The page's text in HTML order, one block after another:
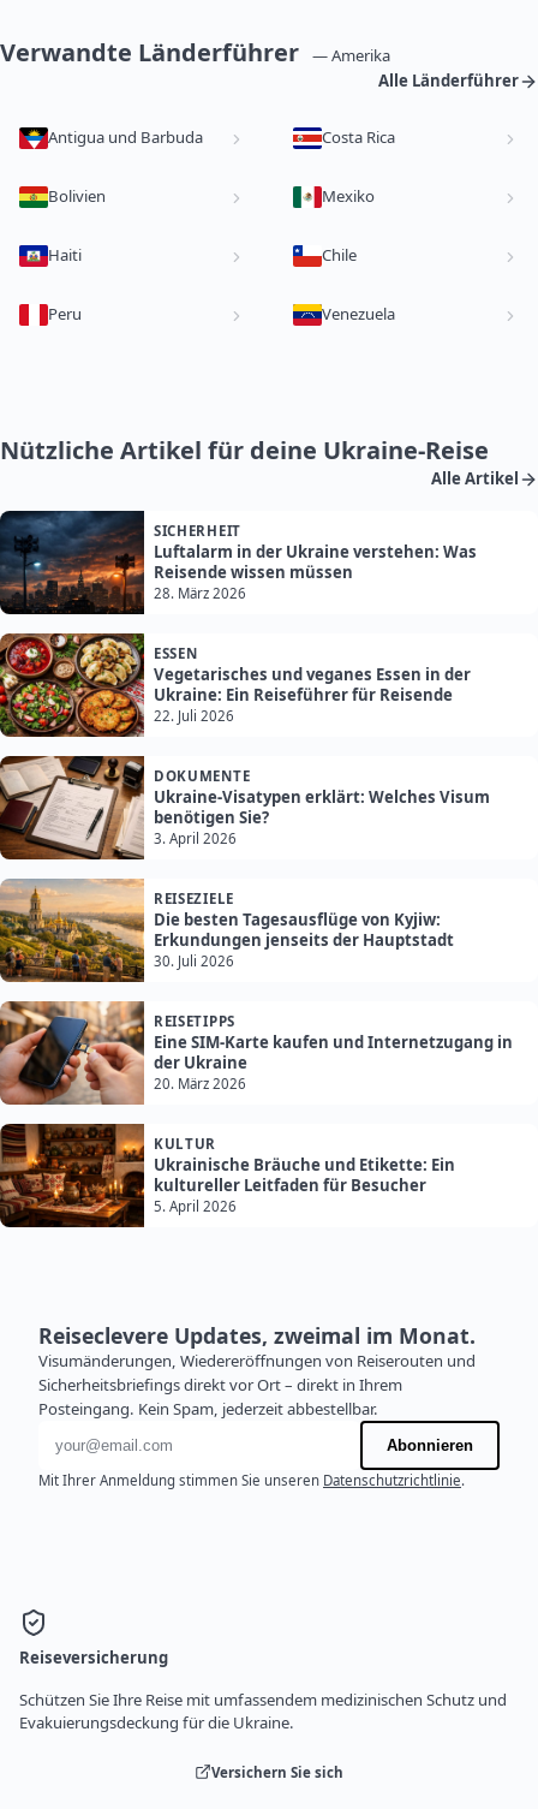
Verwandte Länderführer
— Amerika
Alle Länderführer
Antigua und Barbuda Costa Rica
Bolivien Mexiko
Haiti Chile
Peru Venezuela
Nützliche Artikel für deine Ukraine-Reise
Alle Artikel
SICHERHEIT
Luftalarm in der Ukraine verstehen: Was
Reisende wissen müssen
28. März 2026
ESSEN
Vegetarisches und veganes Essen in der
Ukraine: Ein Reiseführer für Reisende
22. Juli 2026
DOKUMENTE
Ukraine-Visatypen erklärt: Welches Visum
benötigen Sie?
3. April 2026
REISEZIELE
Die besten Tagesausflüge von Kyjiw:
Erkundungen jenseits der Hauptstadt
30. Juli 2026
REISETIPPS
Eine SIM-Karte kaufen und Internetzugang in
der Ukraine
20. März 2026
KULTUR
Ukrainische Bräuche und Etikette: Ein
kultureller Leitfaden für Besucher
5. April 2026
Reiseclevere Updates, zweimal im Monat.
Visumänderungen, Wiedereröffnungen von Reiserouten und
Sicherheitsbriefings direkt vor Ort – direkt in Ihrem
Posteingang. Kein Spam, jederzeit abbestellbar.
E-Mail-Adresse
Abonnieren
Mit Ihrer Anmeldung stimmen Sie unseren Datenschutzrichtlinie.
Reiseversicherung
Schützen Sie Ihre Reise mit umfassendem medizinischen Schutz und
Evakuierungsdeckung für die Ukraine.
Versichern Sie sich